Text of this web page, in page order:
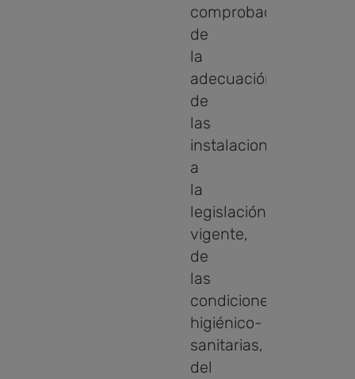
comprobación
de
la
adecuación
de
las
instalaciones
a
la
legislación
vigente,
de
las
condiciones
higiénico-
sanitarias,
del